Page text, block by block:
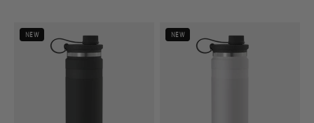
NEW NEW